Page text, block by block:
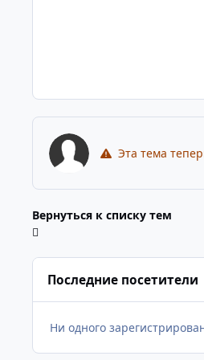
Эта тема
Вернуться к списку тем
Последние посетители
Ни одного